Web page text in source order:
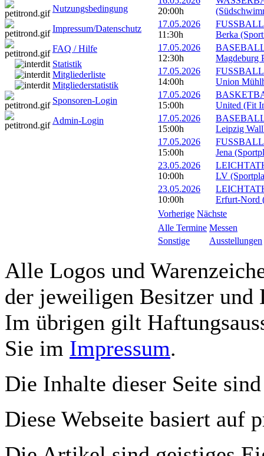
Nutzungsbedingung
Impressum/Datenschutz
FAQ / Hilfe
Statistik
Mitgliederliste
Mitgliederstatistik
Sponsoren-Login
Admin-Login
20:00h
17.05.2026
11:30h
Berka
17.05.2026
12:30h
Magdeburg
17.05.2026
14:00h
Union
17.05.2026
15:00h
United (Fit
17.05.2026
15:00h
Leipzig
17.05.2026
15:00h
Jena
23.05.2026
10:00h
LV
23.05.2026
10:00h
Erfurt-Nord
Vorherige Nächste
Alle Termine Messen
Sonstige
Ausstellungen
Alle Logos und
der jeweiligen Besitzer und
Im übrigen gilt
Sie im Impressum.
Die Inhalte dieser Seite
Diese Webseite basiert auf